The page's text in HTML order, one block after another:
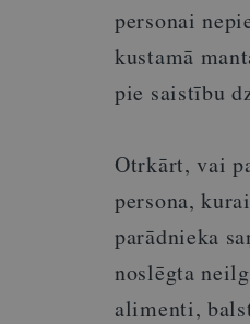
personai
kustamā
pie saistību
Otrkārt, vai
persona,
parādnieka
noslēgta
alimenti,